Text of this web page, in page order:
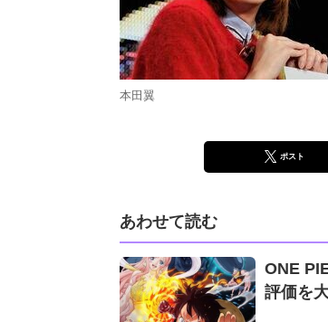
本田翼
ポスト
あわせて読む
ONE